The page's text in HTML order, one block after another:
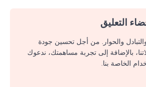
التعليق
والحوار. من أجل تحسين جودة
بالإضافة إلى تجربة مساهمتك، ندعوك
الخاصة بنا.